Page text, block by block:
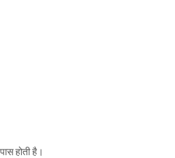
होती है।